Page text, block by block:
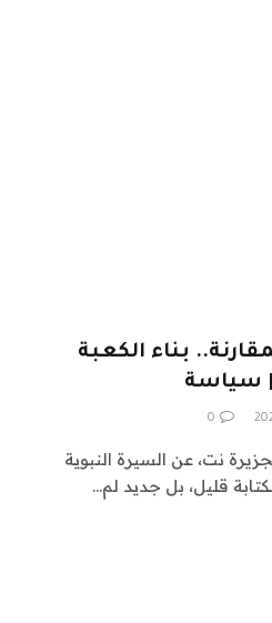
بناء الكعبة
| سياسة
0
نت، عن السيرة النبوية
قليل، بل جديد لم…